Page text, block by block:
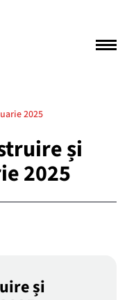
2025
și
2025
și